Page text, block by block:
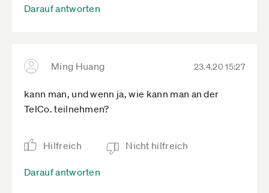
Darauf antworten
Ming Huang 23.4.20 15:27
kann man, und wenn ja, wie kann man an der
TelCo. teilnehmen?
Hilfreich Nicht hilfreich
Darauf antworten